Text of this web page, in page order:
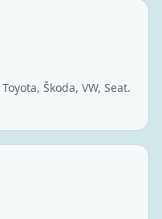
Škoda, VW, Seat.